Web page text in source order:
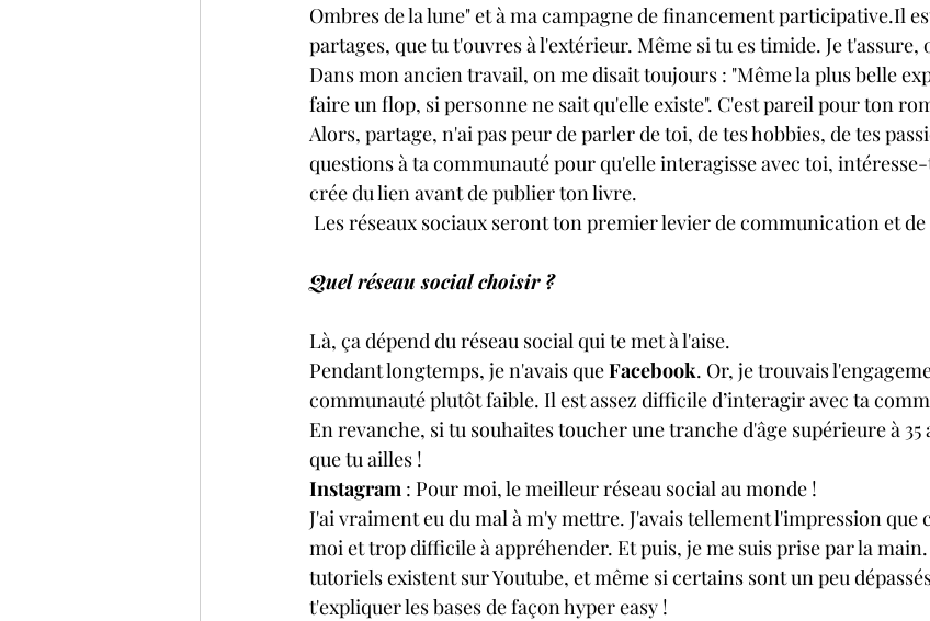
Ombres de la lune" et à ma campagne de financement participative.Il
partages, que tu t'ouvres à l'extérieur. Même si tu es timide. Je t'assure,
Dans mon ancien travail, on me disait toujours : "Même la plus belle
faire un flop, si personne ne sait qu'elle existe". C'est pareil pour ton
Alors, partage, n'ai pas peur de parler de toi, de tes hobbies, de tes
questions à ta communauté pour qu'elle interagisse avec toi,
crée du lien avant de publier ton livre.
Les réseaux sociaux seront ton premier levier de communication et
Quel réseau social choisir ?
Là, ça dépend du réseau social qui te met à l'aise.
Pendant longtemps, je n'avais que Facebook. Or, je trouvais
communauté plutôt faible. Il est assez difficile d’interagir avec ta
En revanche, si tu souhaites toucher une tranche d'âge supérieure à 35
que tu ailles !
Instagram : Pour moi, le meilleur réseau social au monde !
J'ai vraiment eu du mal à m'y mettre. J'avais tellement l'impression que
moi et trop difficile à appréhender. Et puis, je me suis prise par la
tutoriels existent sur Youtube, et même si certains sont un peu
t'expliquer les bases de façon hyper easy !